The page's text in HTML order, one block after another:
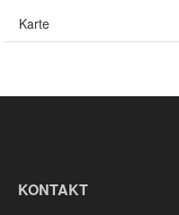
Karte
KONTAKT